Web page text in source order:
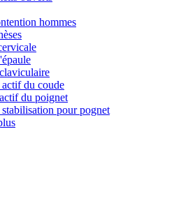
hommes
du coude
du poignet
stabilisation pour pognet